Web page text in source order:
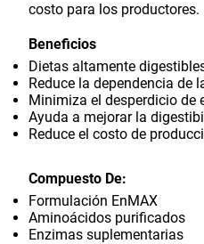
costo para los productores.
Beneficios
Dietas altamente
Reduce la dependencia de
Minimiza el desperdicio de
Ayuda a mejorar la
Reduce el costo de
Compuesto De:
Formulación EnMAX
Aminoácidos purificados
Enzimas suplementarias